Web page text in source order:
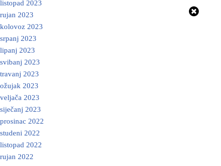
listopad 2023
rujan 2023
kolovoz 2023
srpanj 2023
lipanj 2023
svibanj 2023
travanj 2023
ožujak 2023
veljača 2023
siječanj 2023
prosinac 2022
studeni 2022
listopad 2022
rujan 2022